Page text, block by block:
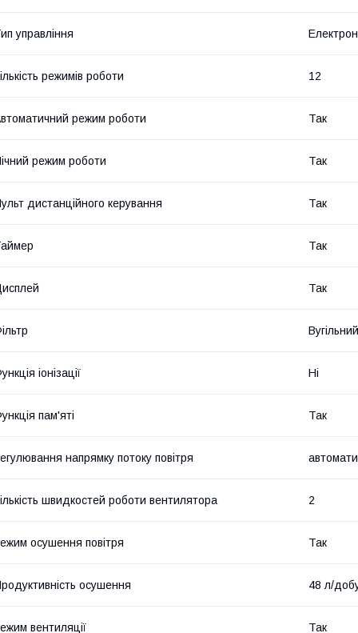
управління
режимів роботи 12
режим роботи Так
режим роботи Так
дистанційного керування Так
Так
Так
іонізації Ні
пам'яті Так
напрямку потоку повітря
швидкостей роботи вентилятора 2
осушення повітря Так
осушення 48 л/
вентиляції Так